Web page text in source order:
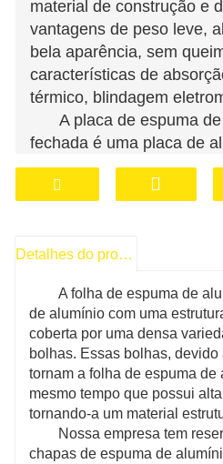
material de construção e
vantagens de peso leve,
bela aparência, sem
características de
térmico, blindagem
A placa de espuma
fechada é uma placa de
de bolha fechada na
resistência e rigidez,
adequada para indústria
e outras áreas.
Detalhes do produto
A folha de espuma de
de alumínio com uma
coberta por uma densa
bolhas. Essas bolhas, devido
tornam a folha de espuma
mesmo tempo que possui
tornando-a um material
Nossa empresa tem
chapas de espuma de